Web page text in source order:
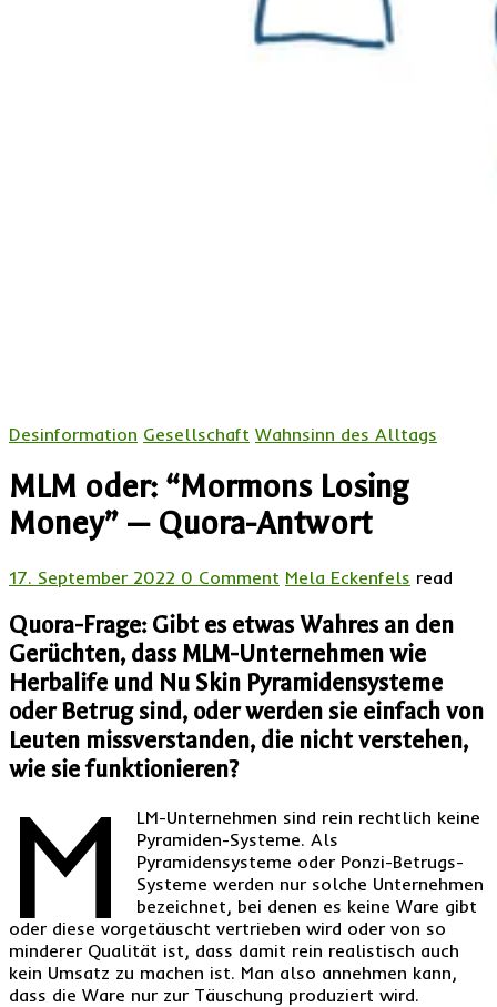
Desinformation Gesellschaft Wahnsinn des Alltags
MLM oder: “Mormons Losing
Money” — Quora-Antwort
17. September 2022 0 Comment Mela Eckenfels read
Quora-Frage:Gibt es etwas Wahres an den
Gerüchten, dass MLM-Unternehmen wie
Herbalife und Nu Skin Pyramidensysteme
oder Betrug sind, oder werden sie einfach von
Leuten missverstanden, die nicht verstehen,
wie sie funktionieren?
M
LM-Unternehmen sind rein rechtlich keine
Pyramiden-Systeme. Als
Pyramidensysteme oder Ponzi-Betrugs-
Systeme werden nur solche Unternehmen
bezeichnet, bei denen es keine Ware gibt
oder diese vorgetäuscht vertrieben wird oder von so
minderer Qualität ist, dass damit rein realistisch auch
kein Umsatz zu machen ist. Man also annehmen kann,
dass die Ware nur zur Täuschung produziert wird.